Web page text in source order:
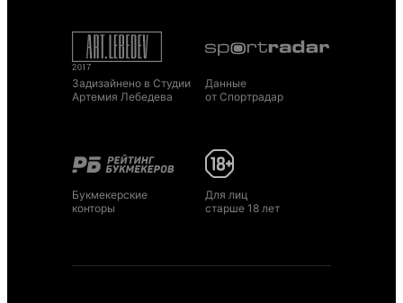
Задизайнено в Студии
Артемия Лебедева
Данные
от Спортрадар
Букмекерские
конторы
Для лиц
старше 18 лет